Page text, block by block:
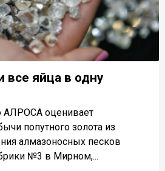
яйца в одну
АЛРОСА оценивает
попутного золота из
алмазоносных песков
№3 в Мирном,...